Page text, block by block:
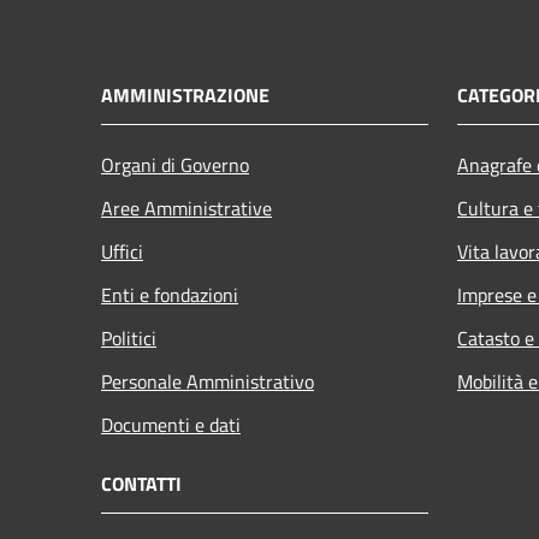
AMMINISTRAZIONE
Organi di Governo
Aree Amministrative
Uffici
Enti e fondazioni
Politici
Personale Amministrativo
Documenti e dati
Cultura
Vita
Imprese
Catasto
Mobilità
CONTATTI